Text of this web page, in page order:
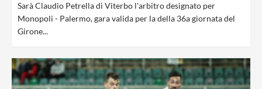
Sarà Claudio Petrella di Viterbo l'arbitro designato per
Monopoli - Palermo, gara valida per la della 36a giornata del
Girone...